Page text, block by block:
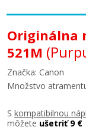
Originálna
521M
Značka: Canon
Množstvo
S kompatibilnou
môžete ušetriť 9 €